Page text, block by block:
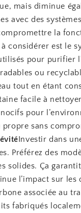
mais diminue
avec des
la
considérer est le
pour purifier
ou
tout en étant
facile à
pour
sans
Investir dans
Préférez des
solides. Ça
l’impact sur les
associée au
fabriqués